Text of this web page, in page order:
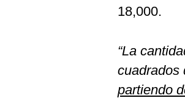
18,000.
“La
cuadrados
partiendo